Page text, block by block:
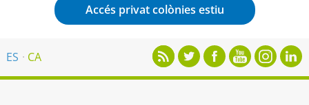
Accés privat colònies estiu
ES CA